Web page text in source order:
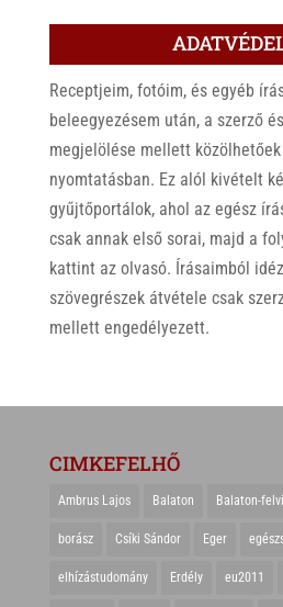
Receptjeim, fotóim, és egyéb
beleegyezésem után, a szerző
megjelölése mellett
nyomtatásban. Ez alól kivételt
gyűjtőportálok, ahol az egész
csak annak első sorai, majd a
kattint az olvasó. Írásaimból
szövegrészek átvétele csak
mellett engedélyezett.
CIMKEFELHŐ
Ambrus Lajos Balaton Balaton-
borász Csíki Sándor Eger
elhízástudomány Erdély eu2011